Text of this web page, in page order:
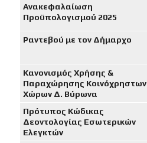
Ανακεφαλαίωση
Προϋπολογισμού 2025
Ραντεβού με τον Δήμαρχο
Κανονισμός Χρήσης &
Παραχώρησης Κοινόχρηστων
Χώρων Δ. Βύρωνα
Πρότυπος Κώδικας
Δεοντολογίας Εσωτερικών
Ελεγκτών